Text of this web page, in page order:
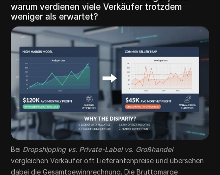
warum verdienen viele Verkäufer trotzdem
weniger als erwartet?
Bei Dropshipping vs. Private-Label vs. Großhandel
vergleichen Verkäufer oft Lieferantenpreise und übersehen
dabei die Gesamtgewinnrechnung. Die Bruttomarge